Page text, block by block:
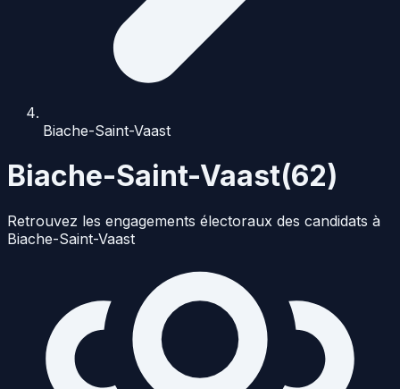
Biache-Saint-Vaast
Biache-Saint-Vaast(62)
Retrouvez les engagements électoraux des candidats à
Biache-Saint-Vaast